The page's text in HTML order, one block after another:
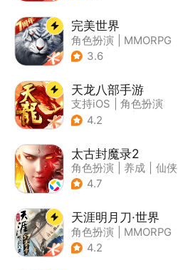
完美世界
角色扮演
MMORPG
| 奇幻
3.6
天龙八部手游
支持iOS
角色扮演
| MMORPG
4.2
太古封魔录2
角色扮演 养成
仙侠
| 自由交易
4.7
天涯明月刀·世界
角色扮演
MMORPG
| 武侠
4.2